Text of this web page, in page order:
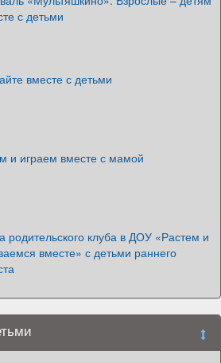
с детьми
вместе с детьми
и играем вместе с мамой
родительского клуба в ДОУ «Растем и
вместе» с детьми раннего